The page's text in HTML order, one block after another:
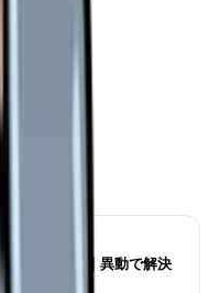
職判断 2026｜異動で解決